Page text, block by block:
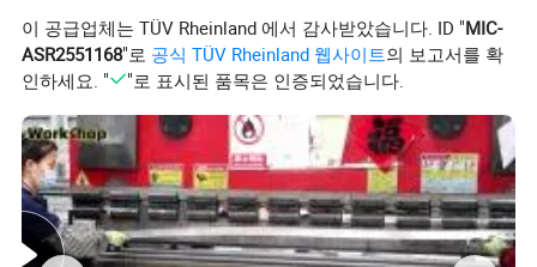
400 * 50
뚜껑 3.54 4.25 5.32 7.09
8.86
용지𝕨
4.37 5.24 6.55 8.74 10.92
450 * 50
용지𝕨
4.78 5.74 7.17 9.56 11.95
500 * 50
뚜껑 4.37 5.24 6.55 8.73
10.92
용지𝕨
5.19 6.23 7.79 10.39 12.98
이 공급업체는 TÜV Rheinland 에서 감사받았습니다. ID "MIC-
ASR2551168"로 공식 TÜV Rheinland 웹사이트의 보고서를 확
인하세요. "
"로 표시된 품목은 인증되었습니다.